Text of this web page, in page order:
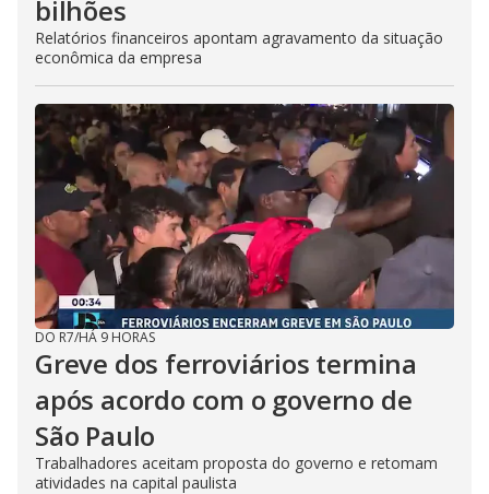
bilhões
Relatórios financeiros apontam agravamento da situação
econômica da empresa
DO R7/HÁ 9 HORAS
Greve dos ferroviários termina
após acordo com o governo de
São Paulo
Trabalhadores aceitam proposta do governo e retomam
atividades na capital paulista